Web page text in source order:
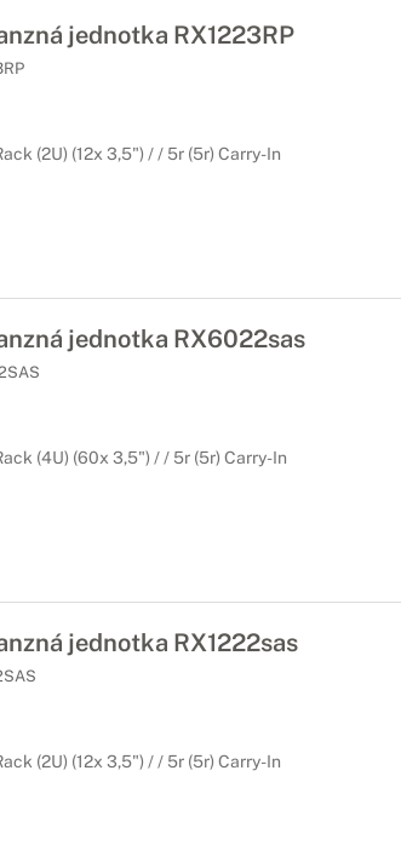
jednotka RX1223RP
(2U) (12x 3,5") / / 5r (5r) Carry-In
jednotka RX6022sas
(4U) (60x 3,5") / / 5r (5r) Carry-In
jednotka RX1222sas
(2U) (12x 3,5") / / 5r (5r) Carry-In